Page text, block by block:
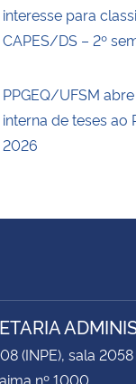
interesse para
CAPES/DS – 2º
PPGEQ/UFSM
interna de teses ao
2026
(INPE), sala 2058
nº 1000